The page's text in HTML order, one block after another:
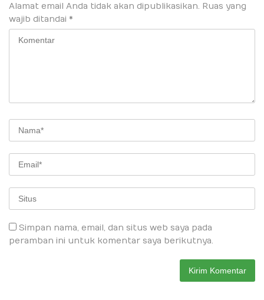
Alamat email Anda tidak akan dipublikasikan. Ruas yang
wajib ditandai *
Simpan nama, email, dan situs web saya pada
peramban ini untuk komentar saya berikutnya.